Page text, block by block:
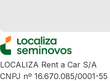
LOCALIZA Rent a Car S/A
CNPJ nº 16.670.085/0001-55